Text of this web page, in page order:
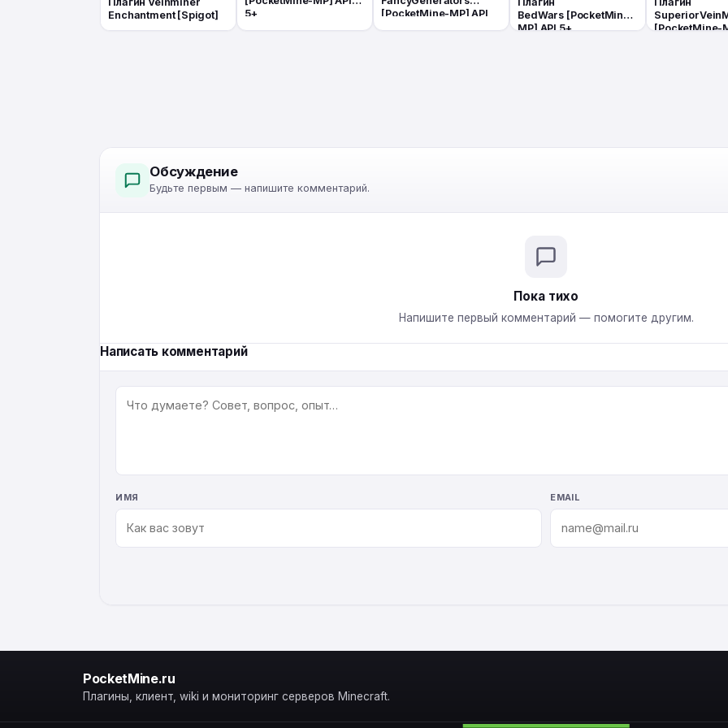
Enchantment [Spigot]
5+
[PocketMine-MP] API
BedWars [PocketMine-
MP] API 5+
[PocketMine-
Обсуждение
Будьте первым — напишите комментарий.
Пока тихо
Напишите первый комментарий — помогите другим.
Написать комментарий
КОММЕНТАРИЙ
ИМЯ EMAIL
PocketMine.ru
Плагины, клиент, wiki и мониторинг серверов Minecraft.